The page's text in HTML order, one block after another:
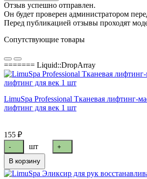
Отзыв успешно отправлен.
Он будет проверен администратором
Перед публикацией отзывы проходят
Сопутствующие товары
======= Liquid::DropArray
LimuSpa Professional Тканевая лифтинг-
лифтинг для век 1 шт
155 ₽
- шт +
В корзину